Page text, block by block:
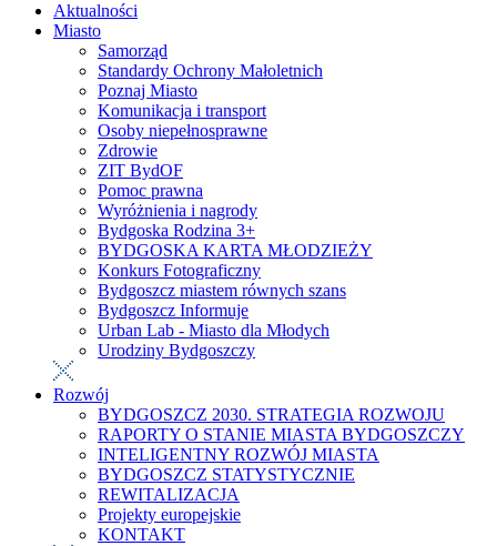
Aktualności
Miasto
Samorząd
Standardy Ochrony Małoletnich
Poznaj Miasto
Komunikacja i transport
Osoby niepełnosprawne
Zdrowie
ZIT BydOF
Pomoc prawna
Wyróżnienia i nagrody
Bydgoska Rodzina 3+
BYDGOSKA KARTA MŁODZIEŻY
Konkurs Fotograficzny
Bydgoszcz miastem równych szans
Bydgoszcz Informuje
Urban Lab - Miasto dla Młodych
Urodziny Bydgoszczy
Rozwój
BYDGOSZCZ 2030. STRATEGIA ROZWOJU
RAPORTY O STANIE MIASTA BYDGOSZCZY
INTELIGENTNY ROZWÓJ MIASTA
BYDGOSZCZ STATYSTYCZNIE
REWITALIZACJA
Projekty europejskie
KONTAKT